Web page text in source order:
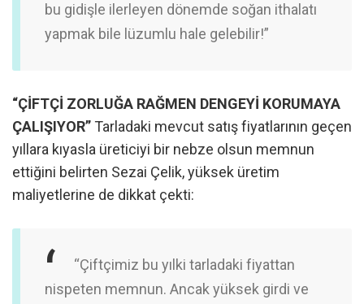
bu gidişle ilerleyen dönemde soğan ithalatı
yapmak bile lüzumlu hale gelebilir!”
“ÇİFTÇİ ZORLUĞA RAĞMEN DENGEYİ KORUMAYA
ÇALIŞIYOR” Tarladaki mevcut satış fiyatlarının geçen
yıllara kıyasla üreticiyi bir nebze olsun memnun
ettiğini belirten Sezai Çelik, yüksek üretim
maliyetlerine de dikkat çekti:
“Çiftçimiz bu yılki tarladaki fiyattan
nispeten memnun. Ancak yüksek girdi ve